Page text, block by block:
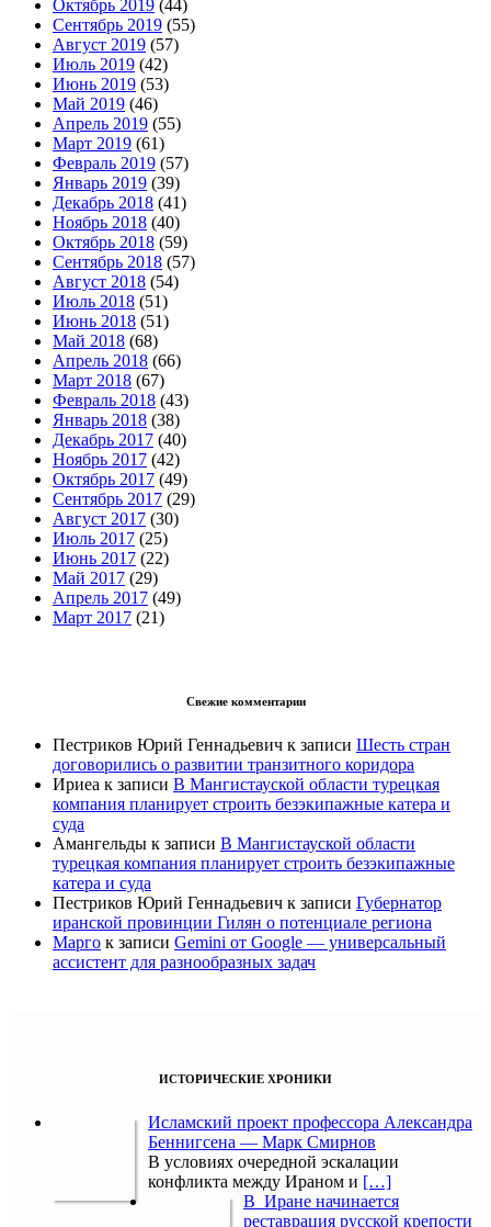
Октябрь 2019 (44)
Сентябрь 2019 (55)
Август 2019 (57)
Июль 2019 (42)
Июнь 2019 (53)
Май 2019 (46)
Апрель 2019 (55)
Март 2019 (61)
Февраль 2019 (57)
Январь 2019 (39)
Декабрь 2018 (41)
Ноябрь 2018 (40)
Октябрь 2018 (59)
Сентябрь 2018 (57)
Август 2018 (54)
Июль 2018 (51)
Июнь 2018 (51)
Май 2018 (68)
Апрель 2018 (66)
Март 2018 (67)
Февраль 2018 (43)
Январь 2018 (38)
Декабрь 2017 (40)
Ноябрь 2017 (42)
Октябрь 2017 (49)
Сентябрь 2017 (29)
Август 2017 (30)
Июль 2017 (25)
Июнь 2017 (22)
Май 2017 (29)
Апрель 2017 (49)
Март 2017 (21)
Свежие комментарии
Пестриков Юрий Геннадьевич к записи Шесть стран
договорились о развитии транзитного коридора
Ириеа к записи В Мангистауской области турецкая
компания планирует строить безэкипажные катера и
суда
Амангельды к записи В Мангистауской области
турецкая компания планирует строить безэкипажные
катера и суда
Пестриков Юрий Геннадьевич к записи Губернатор
иранской провинции Гилян о потенциале региона
Марго к записи Gemini от Google — универсальный
ассистент для разнообразных задач
ИСТОРИЧЕСКИЕ ХРОНИКИ
Исламский проект профессора Александра
Беннигсена — Марк Смирнов
В условиях очередной эскалации
конфликта между Ираном и […]
В Иране начинается
реставрация русской крепости